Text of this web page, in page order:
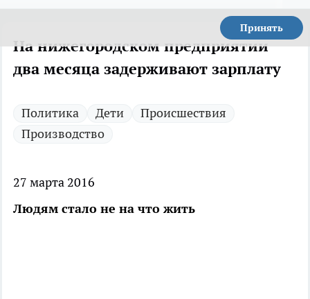
Принять
На нижегородском предприятии
два месяца задерживают зарплату
Политика Дети
Происшествия
Производство
27 марта 2016
Людям стало не на что жить